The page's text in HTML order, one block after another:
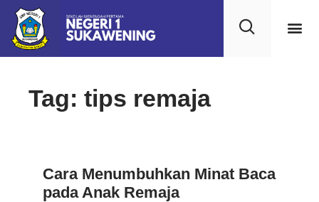
Tag: tips remaja
Cara Menumbuhkan Minat Baca
pada Anak Remaja